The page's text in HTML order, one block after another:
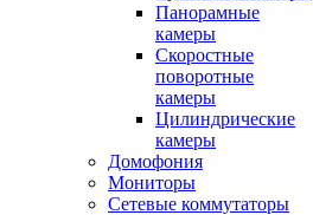
Панорамные
камеры
Скоростные
поворотные
камеры
Цилиндрические
камеры
Домофония
Мониторы
Сетевые коммутаторы